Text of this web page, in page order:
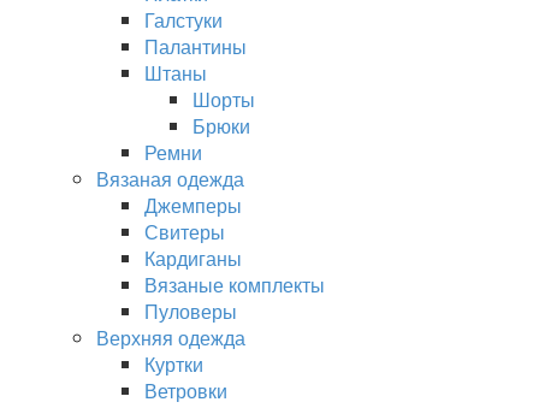
Галстуки
Палантины
Штаны
Шорты
Брюки
Ремни
Вязаная одежда
Джемперы
Свитеры
Кардиганы
Вязаные комплекты
Пуловеры
Верхняя одежда
Куртки
Ветровки